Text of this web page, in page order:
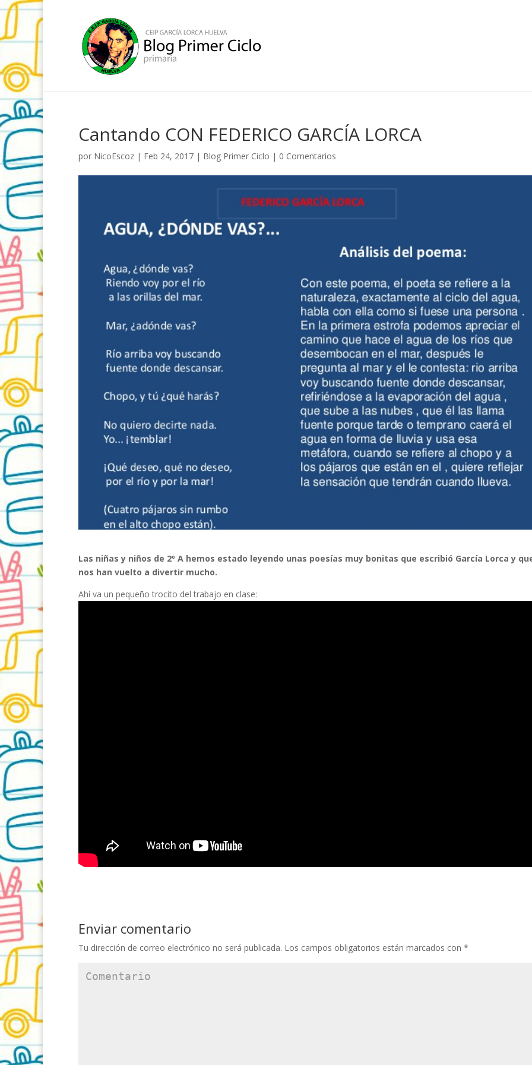
Cantando CON FEDERICO GARCÍA LORCA
por NicoEscoz | Feb 24, 2017 | Blog Primer Ciclo | 0 Comentarios
Las niñas y niños de 2º A hemos estado leyendo unas poesías muy bonitas que escribió García Lorca y
nos han vuelto a divertir mucho.
Ahí va un pequeño trocito del trabajo en clase:
Enviar comentario
Tu dirección de correo electrónico no será publicada. Los campos obligatorios están marcados con *